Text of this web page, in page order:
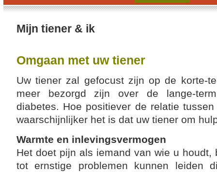
Mijn tiener & ik
Omgaan met uw tiener
Uw tiener zal gefocust zijn op de korte-
meer bezorgd zijn over de lange-
diabetes. Hoe positiever de relatie
waarschijnlijker het is dat uw tiener om
Warmte en inlevingsvermogen
Het doet pijn als iemand van wie u houdt,
tot ernstige problemen kunnen leiden